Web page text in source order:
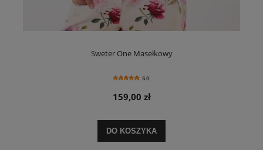
Sweter One Masełkowy
5.0
159,00 zł
DO KOSZYKA